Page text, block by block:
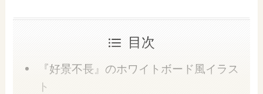
目次
『好景不長』のホワイトボード風イラス
ト